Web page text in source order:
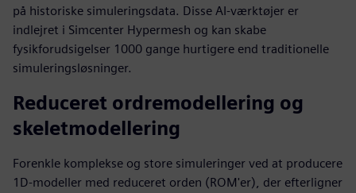
på historiske simuleringsdata. Disse AI-værktøjer er
indlejret i Simcenter Hypermesh og kan skabe
fysikforudsigelser 1000 gange hurtigere end traditionelle
simuleringsløsninger.
Reduceret ordremodellering og
skeletmodellering
Forenkle komplekse og store simuleringer ved at producere
1D-modeller med reduceret orden (ROM'er), der efterligner